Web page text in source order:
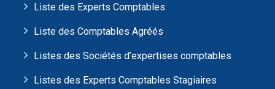
Liste des Experts Comptables
Liste des Comptables Agréés
Listes des Sociétés d’expertises comptables
Listes des Experts Comptables Stagiaires